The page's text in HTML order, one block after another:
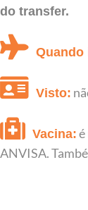
do transfer.
Quando
Visto:
Vacina:
ANVISA.